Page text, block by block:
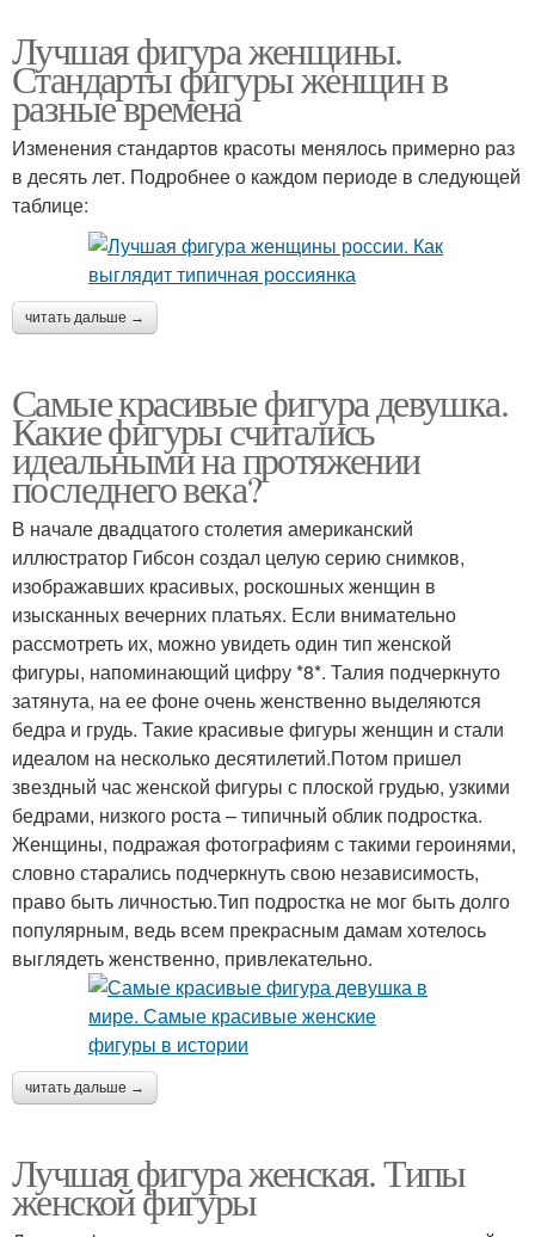
Лучшая фигура женщины.
Стандарты фигуры женщин в
разные времена
Изменения стандартов красоты менялось примерно раз
в десять лет. Подробнее о каждом периоде в следующей
таблице:
читать дальше →
Самые красивые фигура девушка.
Какие фигуры считались
идеальными на протяжении
последнего века?
В начале двадцатого столетия американский
иллюстратор Гибсон создал целую серию снимков,
изображавших красивых, роскошных женщин в
изысканных вечерних платьях. Если внимательно
рассмотреть их, можно увидеть один тип женской
фигуры, напоминающий цифру *8*. Талия подчеркнуто
затянута, на ее фоне очень женственно выделяются
бедра и грудь. Такие красивые фигуры женщин и стали
идеалом на несколько десятилетий.Потом пришел
звездный час женской фигуры с плоской грудью, узкими
бедрами, низкого роста – типичный облик подростка.
Женщины, подражая фотографиям с такими героинями,
словно старались подчеркнуть свою независимость,
право быть личностью.Тип подростка не мог быть долго
популярным, ведь всем прекрасным дамам хотелось
выглядеть женственно, привлекательно.
читать дальше →
Лучшая фигура женская. Типы
женской фигуры